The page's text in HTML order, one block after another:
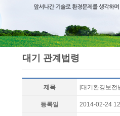
대기 관계법령
제목 [대기환경보
등록일 2014-02-24